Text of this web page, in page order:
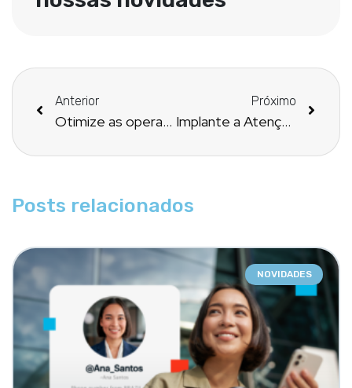
Anterior
Otimize as operações da sua farmácia magistral
Próximo
Implante a Atenção Farmacêutica na sua farmácia magistral
Posts relacionados
NOVIDADES